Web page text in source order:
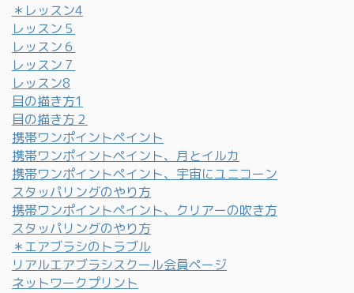
＊レッスン4
レッスン５
レッスン６
レッスン７
レッスン8
目の描き方1
目の描き方２
携帯ワンポイントペイント
携帯ワンポイントペイント、月とイルカ
携帯ワンポイントペイント、宇宙にユニコーン
スタッパリングのやり方
携帯ワンポイントペイント、クリアーの吹き方
スタッパリングのやり方
＊エアブラシのトラブル
リアルエアブラシスクール会員ページ
ネットワークプリント